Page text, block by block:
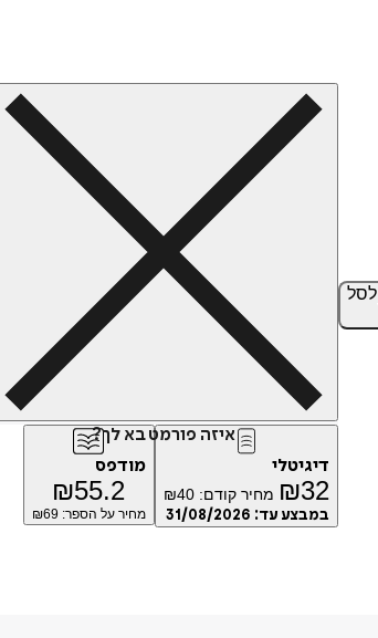
לסל
איזה פורמט בא לך?
דיגיטלי
₪32 מחיר קודם: ₪40
במבצע עד: 31/08/2026
מודפס
₪55.2
מחיר על הספר: ₪ 69